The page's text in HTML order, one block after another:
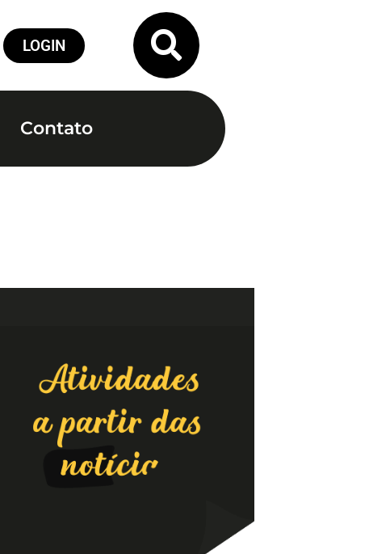
LOGIN
Contato